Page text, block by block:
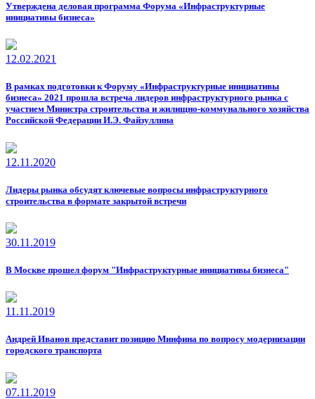
Утверждена деловая программа Форума «Инфраструктурные
инициативы бизнеса»
12.02.2021
В рамках подготовки к Форуму «Инфраструктурные инициативы
бизнеса» 2021 прошла встреча лидеров инфраструктурного рынка с
участием Министра строительства и жилищно-коммунального хозяйства
Российской Федерации И.Э. Файзуллина
12.11.2020
Лидеры рынка обсудят ключевые вопросы инфраструктурного
строительства в формате закрытой встречи
30.11.2019
В Москве прошел форум "Инфраструктурные инициативы бизнеса"
11.11.2019
Андрей Иванов представит позицию Минфина по вопросу модернизации
городского транспорта
07.11.2019